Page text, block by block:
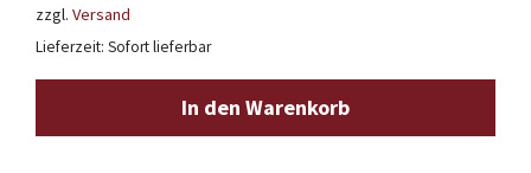
zzgl. Versand
Lieferzeit: Sofort lieferbar
In den Warenkorb